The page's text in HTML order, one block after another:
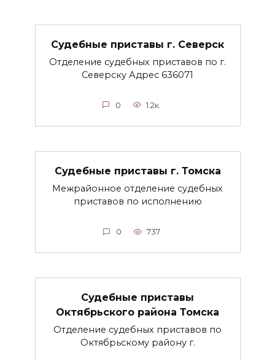
Судебные приставы г. Северск
Отделение судебных приставов по г.
Северску Адрес 636071
0 1.2к.
Судебные приставы г. Томска
Межрайонное отделение судебных
приставов по исполнению
0 737
Судебные приставы
Октябрьского района Томска
Отделение судебных приставов по
Октябрьскому району г.